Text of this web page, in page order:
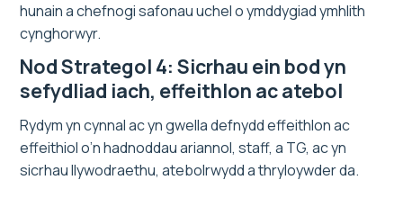
hunain a chefnogi safonau uchel o ymddygiad ymhlith
cynghorwyr.
Nod Strategol 4: Sicrhau ein bod yn
sefydliad iach, effeithlon ac atebol
Rydym yn cynnal ac yn gwella defnydd effeithlon ac
effeithiol o’n hadnoddau ariannol, staff, a TG, ac yn
sicrhau llywodraethu, atebolrwydd a thryloywder da.